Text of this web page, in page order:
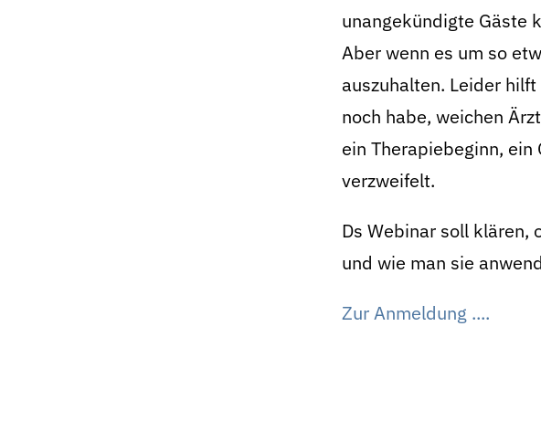
unangekündigte Gäste
Aber wenn es um so
auszuhalten. Leider
noch habe, weichen
ein Therapiebeginn,
verzweifelt.
Ds Webinar soll klären,
und wie man sie
Zur Anmeldung ....